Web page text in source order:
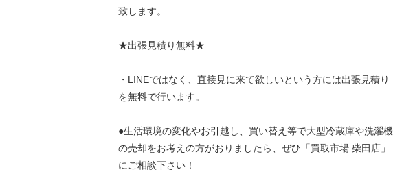
致します。
★出張見積り無料★
・LINEではなく、直接見に来て欲しいという方には出張見積り
を無料で行います。
●生活環境の変化やお引越し、買い替え等で大型冷蔵庫や洗濯機
の売却をお考えの方がおりましたら、ぜひ「買取市場 柴田店」
にご相談下さい！